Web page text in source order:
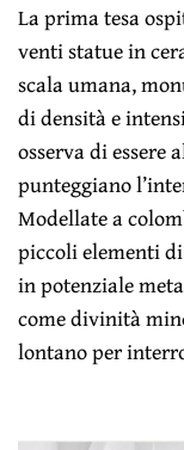
La prima tesa
venti statue in
scala umana,
di densità e
osserva di essere
punteggiano
Modellate a
piccoli elementi
in potenziale
come divinità
lontano per